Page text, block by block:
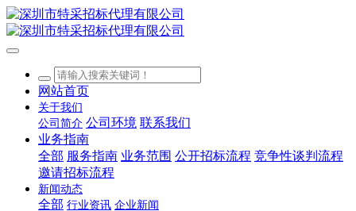
网站首页
关于我们
公司简介 公司环境 联系我们
业务指南
全部 服务指南 业务范围 公开招标流程 竞争性谈判流程
邀请招标流程
新闻动态
全部 行业资讯 企业新闻